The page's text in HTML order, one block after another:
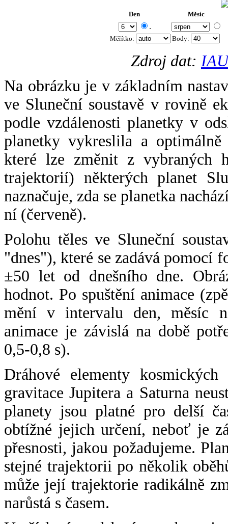
Den Měsíc
.
Měřítko: Body:
Zdroj dat:
Na obrázku je v základním
ve Sluneční soustavě v rovině
podle vzdálenosti planetky v
planetky vykreslila a
které lze změnit z vybraných
trajektorií) některých planet
naznačuje, zda se planetka
ní (červeně).
Polohu těles ve Sluneční
"dnes"), které se zadává pomocí
±50 let od dnešního dne.
hodnot. Po spuštění animace
mění v intervalu den, měsíc
animace je závislá na době
0,5-0,8 s).
Dráhové elementy
gravitace Jupitera a Saturna
planety jsou platné pro delší
obtížné jejich určení, neboť je
přesnosti, jakou požadujeme.
stejné trajektorii po několik
může její trajektorie radikálně
narůstá s časem.